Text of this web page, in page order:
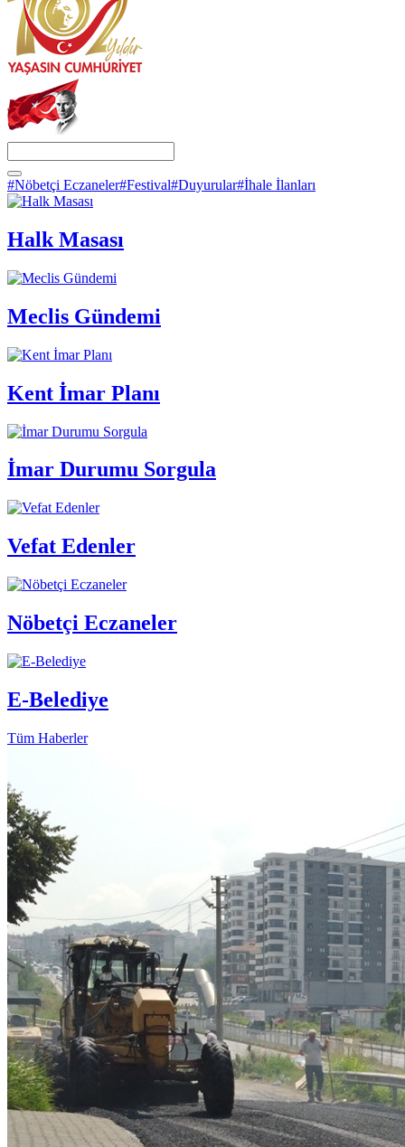
#Nöbetçi Eczaneler#Festival#Duyurular#İhale İlanları
Halk Masası
Meclis Gündemi
Kent İmar Planı
İmar Durumu Sorgula
Vefat Edenler
Nöbetçi Eczaneler
E-Belediye
Tüm Haberler